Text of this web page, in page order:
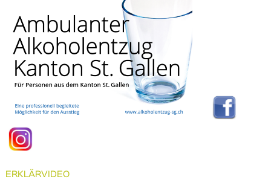
ERKLÄRVIDEO